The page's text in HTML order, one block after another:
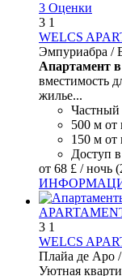
3 Оценки
3 1
WELCS
Эмпуриабра /
Апартамент
вместимость
жилье...
Частный
500 м от
150 м от
Доступ
от 68 £ / ночь
3 1
WELCS
Плайа де Аро
Уютная